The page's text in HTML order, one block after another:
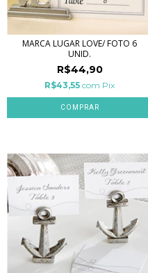
MARCA LUGAR LOVE/ FOTO 6
UNID.
R$44,90
R$43,55 com Pix